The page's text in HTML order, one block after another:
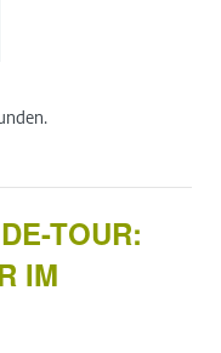
TOUR:
IM